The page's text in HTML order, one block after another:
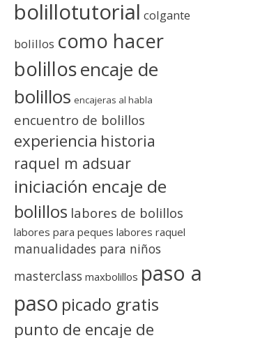
bolillotutorial colgante
bolillos como hacer
bolillosencaje de
bolillos encajeras al habla
encuentro de bolillos
experiencia historia
raquel m adsuar
iniciación encaje de
bolillos labores de bolillos
labores para peques labores raquel
manualidades para niños
masterclass maxbolillos paso a
paso picado gratis
punto de encaje de